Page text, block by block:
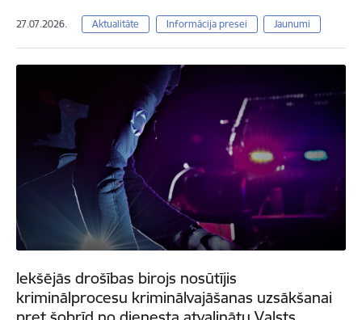
27.07.2026. Aktualitāte Informācija presei Jaunumi
Iekšējās drošības birojs nosūtījis
kriminālprocesu kriminālvajāšanas uzsākšanai